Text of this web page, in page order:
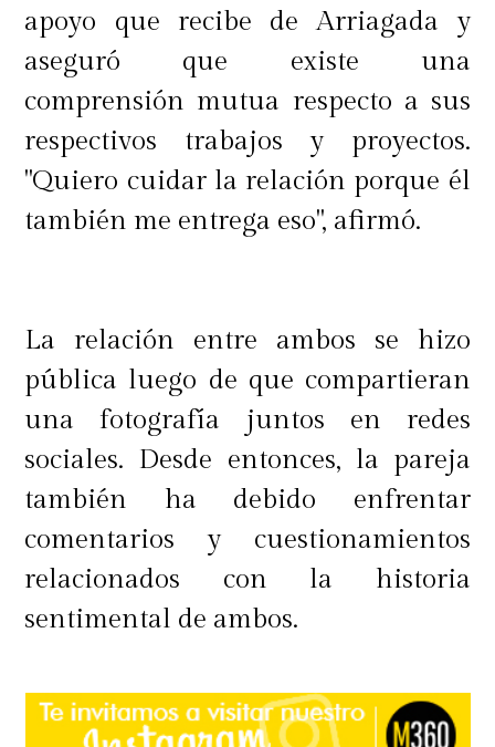
apoyo que recibe de Arriagada y
aseguró que existe una
comprensión mutua respecto a sus
respectivos trabajos y proyectos.
"Quiero cuidar la relación porque él
también me entrega eso", afirmó.
La relación entre ambos se hizo
pública luego de que compartieran
una fotografía juntos en redes
sociales. Desde entonces, la pareja
también ha debido enfrentar
comentarios y cuestionamientos
relacionados con la historia
sentimental de ambos.